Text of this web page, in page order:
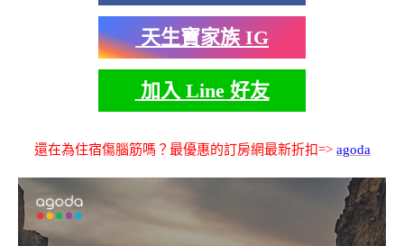
天生寶家族 IG
加入 Line 好友
還在為住宿傷腦筋嗎？最優惠的訂房網最新折扣=> agoda